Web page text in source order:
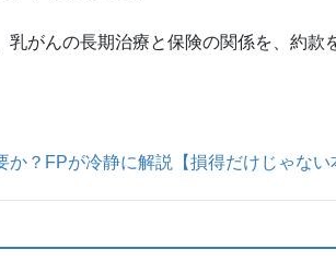
乳がんの長期治療と保険の関係を、約款
か？FPが冷静に解説【損得だけじゃない